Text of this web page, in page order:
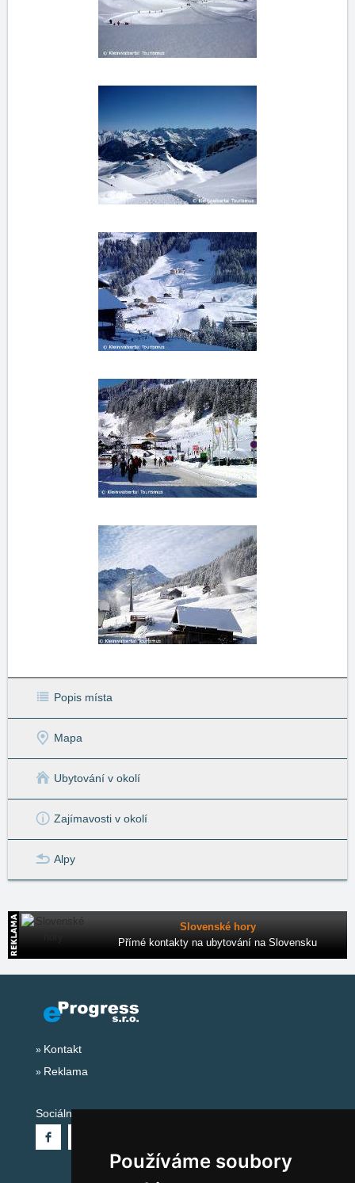
Používáme soubory
Popis místa
Mapa
Ubytování v okolí
Zajímavosti v okolí
Alpy
Slovenské hory
Přímé kontakty na ubytování na Slovensku
Kontakt
Reklama
Sociální sítě: